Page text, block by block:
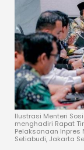
Ilustrasi Menteri
menghadiri Rapat
Pelaksanaan Inpres
Setiabudi, Jakarta